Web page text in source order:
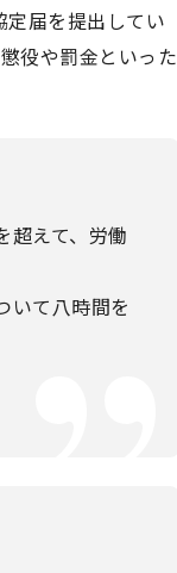
届を提出してい
役や罰金といった
えて、労働
て八時間を